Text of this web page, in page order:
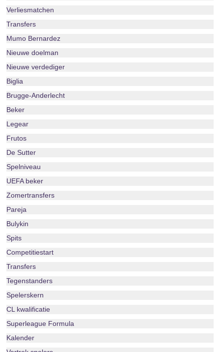
Verliesmatchen
Transfers
Mumo Bernardez
Nieuwe doelman
Nieuwe verdediger
Biglia
Brugge-Anderlecht
Beker
Legear
Frutos
De Sutter
Spelniveau
UEFA beker
Zomertransfers
Pareja
Bulykin
Spits
Competitiestart
Transfers
Tegenstanders
Spelerskern
CL kwalificatie
Superleague Formula
Kalender